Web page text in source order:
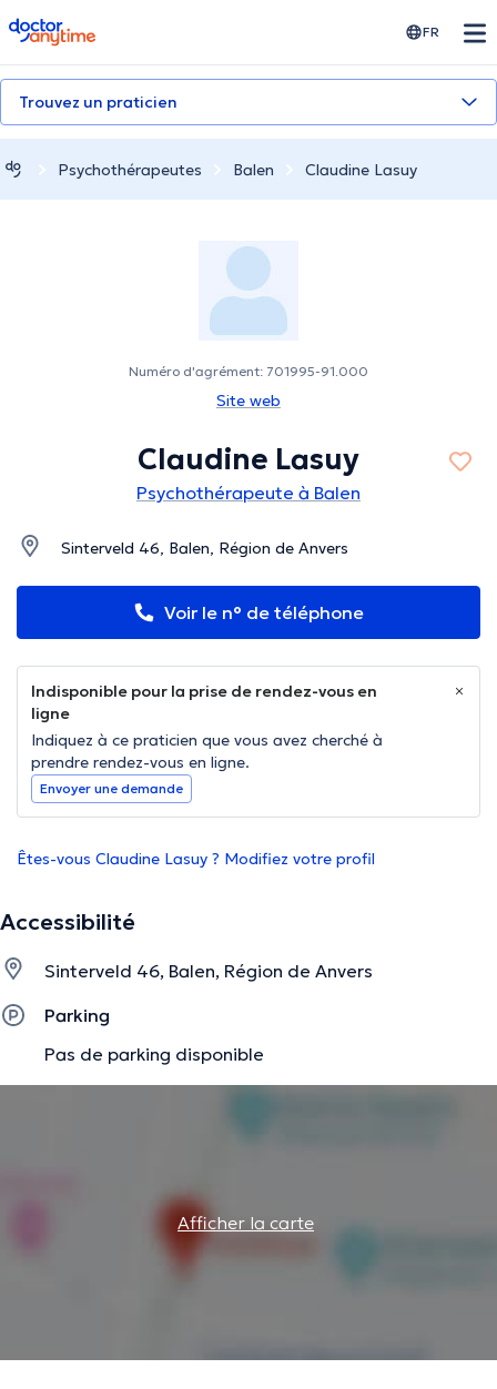
doctoranytime FR
Trouvez un praticien
Psychothérapeutes Balen Claudine Lasuy
Numéro d'agrément: 701995-91.000
Site web
Claudine Lasuy
Psychothérapeute à Balen
Sinterveld 46, Balen, Région de Anvers
Voir le n° de téléphone
Indisponible pour la prise de rendez-vous en
ligne
Indiquez à ce praticien que vous avez cherché à
prendre rendez-vous en ligne.
Envoyer une demande
Êtes-vous Claudine Lasuy ? Modifiez votre profil
Accessibilité
Sinterveld 46, Balen, Région de Anvers
Parking
Pas de parking disponible
Afficher la carte